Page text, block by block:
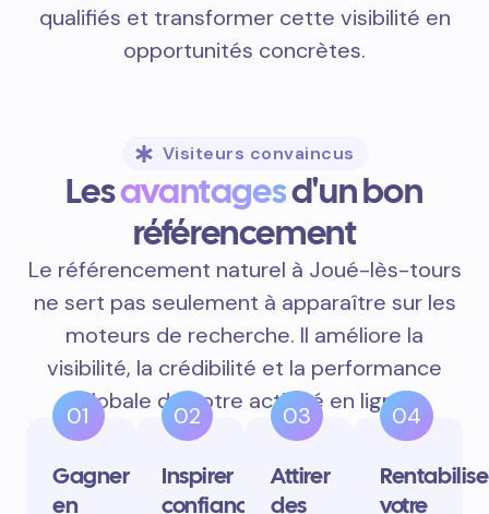
qualifiés et transformer cette visibilité en
opportunités concrètes.
Visiteurs convaincus
Lesavantagesd'un bon
référencement
Le référencement naturel à Joué-lès-tours
ne sert pas seulement à apparaître sur les
moteurs de recherche. Il améliore la
visibilité, la crédibilité et la performance
globale de votre activité en ligne.
01
Gagner
en
02
Inspirer
confiance
03
Attirer
des
04
votre